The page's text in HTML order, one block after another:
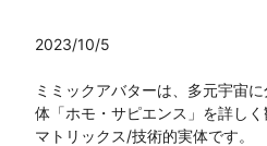
2023/10/5
ミミックアバターは、多元宇宙
体「ホモ・サピエンス」を詳し
マトリックス/技術的実体です。